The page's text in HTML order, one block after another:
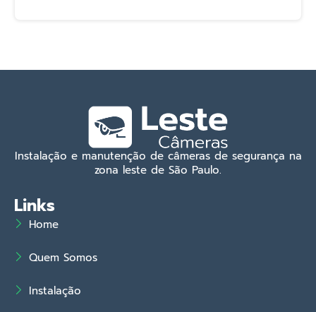
Instalação e manutenção de câmeras de segurança na
zona leste de São Paulo.
Links
Home
Quem Somos
Instalação